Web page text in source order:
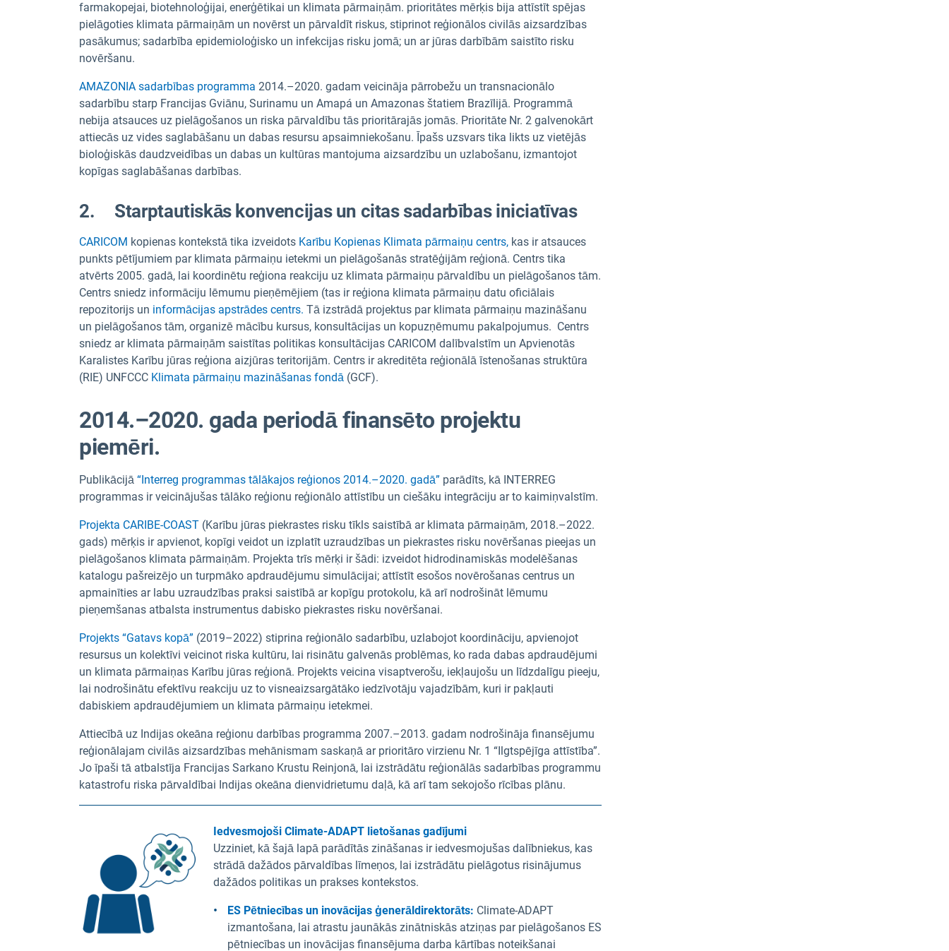
farmakopejai, biotehnoloģijai, enerģētikai un klimata pārmaiņām. prioritātes mērķis bija attīstīt spējas
pielāgoties klimata pārmaiņām un novērst un pārvaldīt riskus, stiprinot reģionālos civilās aizsardzības
pasākumus; sadarbība epidemioloģisko un infekcijas risku jomā; un ar jūras darbībām saistīto risku
novēršanu.
AMAZONIA sadarbības programma 2014.–2020. gadam veicināja pārrobežu un transnacionālo
sadarbību starp Francijas Gviānu, Surinamu un Amapá un Amazonas štatiem Brazīlijā. Programmā
nebija atsauces uz pielāgošanos un riska pārvaldību tās prioritārajās jomās. Prioritāte Nr. 2 galvenokārt
attiecās uz vides saglabāšanu un dabas resursu apsaimniekošanu. Īpašs uzsvars tika likts uz vietējās
bioloģiskās daudzveidības un dabas un kultūras mantojuma aizsardzību un uzlabošanu, izmantojot
kopīgas saglabāšanas darbības.
2. Starptautiskās konvencijas un citas sadarbības iniciatīvas
CARICOM kopienas kontekstā tika izveidots Karību Kopienas Klimata pārmaiņu centrs, kas ir atsauces
punkts pētījumiem par klimata pārmaiņu ietekmi un pielāgošanās stratēģijām reģionā. Centrs tika
atvērts 2005. gadā, lai koordinētu reģiona reakciju uz klimata pārmaiņu pārvaldību un pielāgošanos tām.
Centrs sniedz informāciju lēmumu pieņēmējiem (tas ir reģiona klimata pārmaiņu datu oficiālais
repozitorijs un informācijas apstrādes centrs. Tā izstrādā projektus par klimata pārmaiņu mazināšanu
un pielāgošanos tām, organizē mācību kursus, konsultācijas un kopuzņēmumu pakalpojumus. Centrs
sniedz ar klimata pārmaiņām saistītas politikas konsultācijas CARICOM dalībvalstīm un Apvienotās
Karalistes Karību jūras reģiona aizjūras teritorijām. Centrs ir akreditēta reģionālā īstenošanas struktūra
(RIE) UNFCCC Klimata pārmaiņu mazināšanas fondā (GCF).
2014.–2020. gada periodā finansēto projektu
piemēri.
Publikācijā “Interreg programmas tālākajos reģionos 2014.–2020. gadā” parādīts, kā INTERREG
programmas ir veicinājušas tālāko reģionu reģionālo attīstību un ciešāku integrāciju ar to kaimiņvalstīm.
Projekta CARIBE-COAST (Karību jūras piekrastes risku tīkls saistībā ar klimata pārmaiņām, 2018.–2022.
gads) mērķis ir apvienot, kopīgi veidot un izplatīt uzraudzības un piekrastes risku novēršanas pieejas un
pielāgošanos klimata pārmaiņām. Projekta trīs mērķi ir šādi: izveidot hidrodinamiskās modelēšanas
katalogu pašreizējo un turpmāko apdraudējumu simulācijai; attīstīt esošos novērošanas centrus un
apmainīties ar labu uzraudzības praksi saistībā ar kopīgu protokolu, kā arī nodrošināt lēmumu
pieņemšanas atbalsta instrumentus dabisko piekrastes risku novēršanai.
Projekts “Gatavs kopā” (2019–2022) stiprina reģionālo sadarbību, uzlabojot koordināciju, apvienojot
resursus un kolektīvi veicinot riska kultūru, lai risinātu galvenās problēmas, ko rada dabas apdraudējumi
un klimata pārmaiņas Karību jūras reģionā. Projekts veicina visaptverošu, iekļaujošu un līdzdalīgu pieeju,
lai nodrošinātu efektīvu reakciju uz to visneaizsargātāko iedzīvotāju vajadzībām, kuri ir pakļauti
dabiskiem apdraudējumiem un klimata pārmaiņu ietekmei.
Attiecībā uz Indijas okeāna reģionu darbības programma 2007.–2013. gadam nodrošināja finansējumu
reģionālajam civilās aizsardzības mehānismam saskaņā ar prioritāro virzienu Nr. 1 “Ilgtspējīga attīstība”.
Jo īpaši tā atbalstīja Francijas Sarkano Krustu Reinjonā, lai izstrādātu reģionālās sadarbības programmu
katastrofu riska pārvaldībai Indijas okeāna dienvidrietumu daļā, kā arī tam sekojošo rīcības plānu.
Iedvesmojoši Climate-ADAPT lietošanas gadījumi
Uzziniet, kā šajā lapā parādītās zināšanas ir iedvesmojušas dalībniekus, kas
strādā dažādos pārvaldības līmeņos, lai izstrādātu pielāgotus risinājumus
dažādos politikas un prakses kontekstos.
ES Pētniecības un inovācijas ģenerāldirektorāts: Climate-ADAPT
izmantošana, lai atrastu jaunākās zinātniskās atziņas par pielāgošanos ES
pētniecības un inovācijas finansējuma darba kārtības noteikšanai